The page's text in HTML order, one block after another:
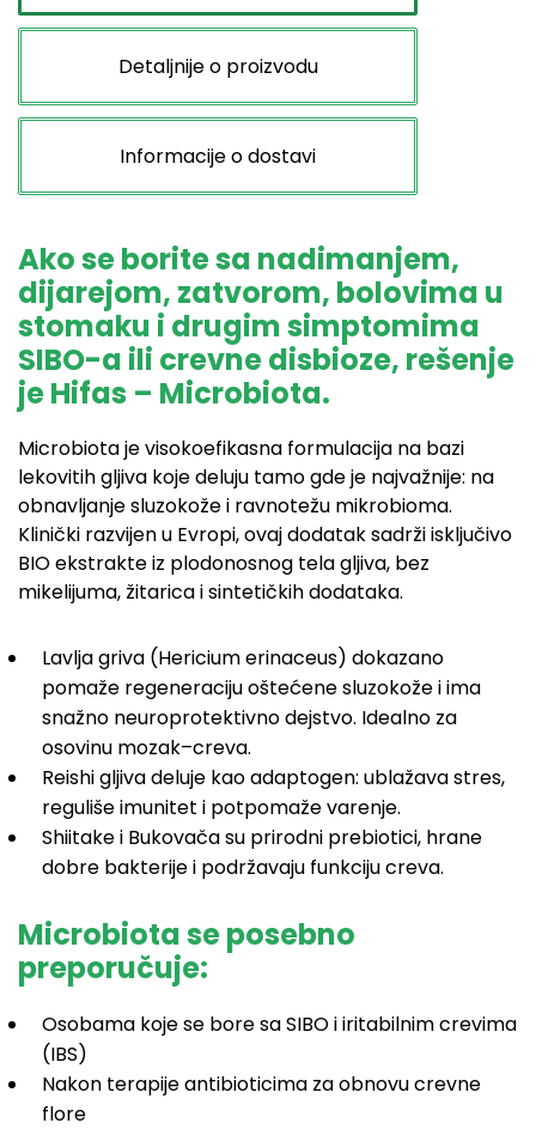
Detaljnije o proizvodu
Informacije o dostavi
Ako se borite sa nadimanjem,
dijarejom, zatvorom, bolovima u
stomaku i drugim simptomima
SIBO-a ili crevne disbioze, rešenje
je Hifas – Microbiota.
Microbiota je visokoefikasna formulacija na bazi
lekovitih gljiva koje deluju tamo gde je najvažnije: na
obnavljanje sluzokože i ravnotežu mikrobioma.
Klinički razvijen u Evropi, ovaj dodatak sadrži isključivo
BIO ekstrakte iz plodonosnog tela gljiva, bez
mikelijuma, žitarica i sintetičkih dodataka.
Lavlja griva (Hericium erinaceus) dokazano
pomaže regeneraciju oštećene sluzokože i ima
snažno neuroprotektivno dejstvo. Idealno za
osovinu mozak–creva.
Reishi gljiva deluje kao adaptogen: ublažava stres,
reguliše imunitet i potpomaže varenje.
Shiitake i Bukovača su prirodni prebiotici, hrane
dobre bakterije i podržavaju funkciju creva.
Microbiota se posebno
preporučuje:
Osobama koje se bore sa SIBO i iritabilnim crevima
(IBS)
Nakon terapije antibioticima za obnovu crevne
flore